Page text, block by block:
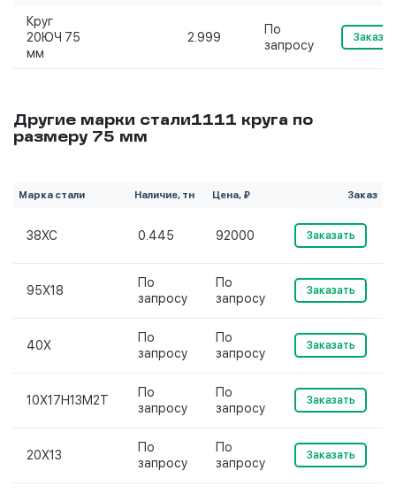
Круг
20ЮЧ 75
мм
2.999
По
запросу
Другие марки стали1111 круга по
размеру 75 мм
Марка стали Наличие, тн Цена, ₽ Заказ
38ХС 0.445 92000 Заказать
95Х18
По
запросу
По
запросу
Заказать
40Х
По
запросу
По
запросу
Заказать
10Х17Н13М2Т
По
запросу
По
запросу
Заказать
20Х13
По
запросу
По
запросу
Заказать